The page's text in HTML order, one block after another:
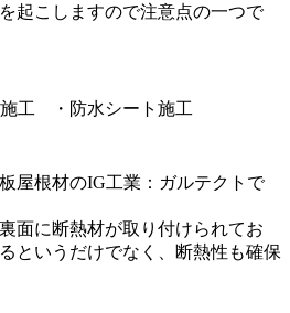
起こしますので注意点の一つで
工 ・防水シート施工
屋根材のIG工業：ガルテクトで
面に断熱材が取り付けられてお
というだけでなく、断熱性も確保